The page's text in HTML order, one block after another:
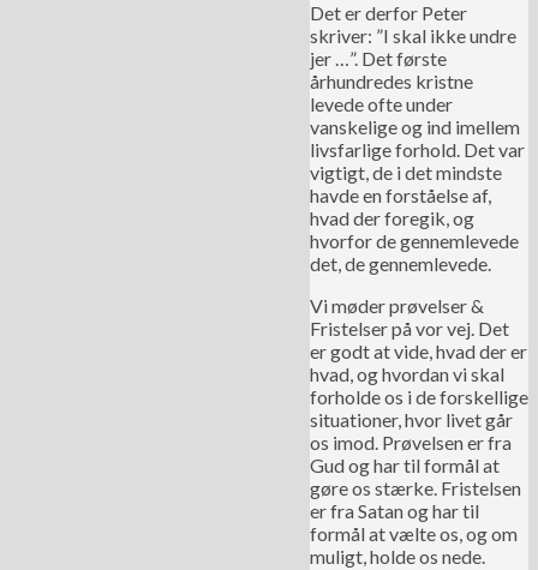
Det er derfor Peter
skriver: ”I skal ikke undre
jer …”. Det første
århundredes kristne
levede ofte under
vanskelige og ind imellem
livsfarlige forhold. Det var
vigtigt, de i det mindste
havde en forståelse af,
hvad der foregik, og
hvorfor de gennemlevede
det, de gennemlevede.
Vi møder prøvelser &
Fristelser på vor vej. Det
er godt at vide, hvad der er
hvad, og hvordan vi skal
forholde os i de forskellige
situationer, hvor livet går
os imod. Prøvelsen er fra
Gud og har til formål at
gøre os stærke. Fristelsen
er fra Satan og har til
formål at vælte os, og om
muligt, holde os nede.